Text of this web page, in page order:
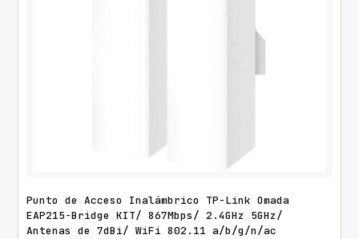
Punto de Acceso Inalámbrico TP-Link Omada
EAP215-Bridge KIT/ 867Mbps/ 2.4GHz 5GHz/
Antenas de 7dBi/ WiFi 802.11 a/b/g/n/ac